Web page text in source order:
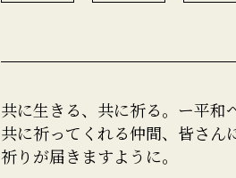
共に生きる、共に祈る。ー平和
共に祈ってくれる仲間、皆さん
祈りが届きますように。